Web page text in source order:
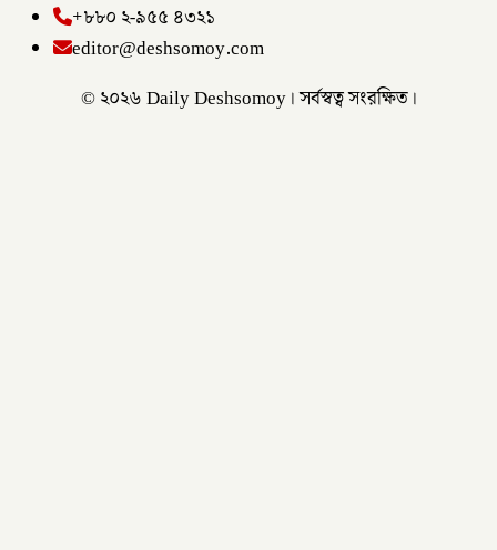
+৮৮০ ২-৯৫৫ ৪৩২১
editor@deshsomoy.com
© ২০২৬ Daily Deshsomoy। সর্বস্বত্ব সংরক্ষিত।